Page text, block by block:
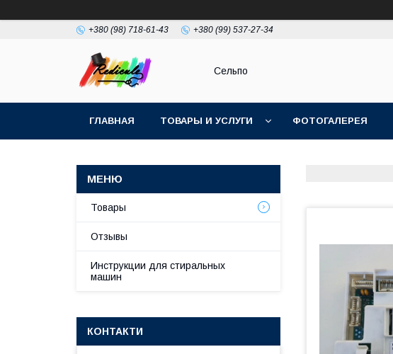
+380 (98) 718-61-43 +380 (99) 537-27-34
Сельпо
ГЛАВНАЯ ТОВАРЫ И УСЛУГИ ФОТОГАЛЕРЕЯ
Товары
Отзывы
Инструкции для стиральных
машин
КОНТАКТИ